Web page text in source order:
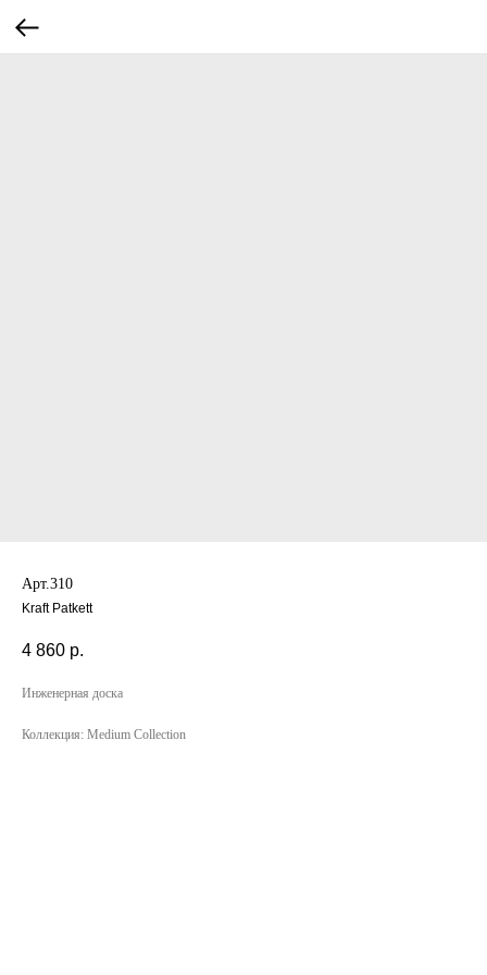
Арт.310
Kraft Patkett
4 860 р.
Инженерная доска
Коллекция: Medium Collection